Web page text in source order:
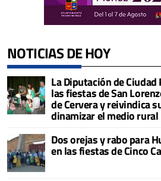
NOTICIAS DE HOY
La Diputación de Ciudad
las fiestas de San
de Cervera y reivindica
dinamizar el medio rural
Dos orejas y rabo para
en las fiestas de Cinco